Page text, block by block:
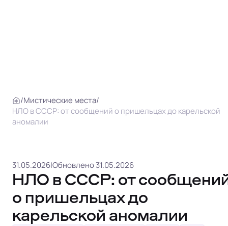
/Мистические места/
НЛО в СССР: от сообщений о пришельцах до карельской
аномалии
31.05.2026|Обновлено 31.05.2026
НЛО в СССР: от
о пришельцах до
карельской аномалии